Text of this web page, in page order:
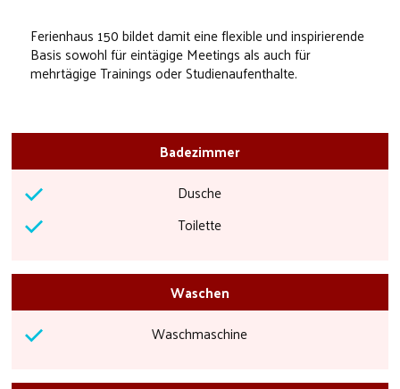
Ferienhaus 150 bildet damit eine flexible und inspirierende
Basis sowohl für eintägige Meetings als auch für
mehrtägige Trainings oder Studienaufenthalte.
Badezimmer
Dusche
Toilette
Waschen
Waschmaschine